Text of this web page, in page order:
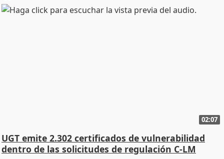
02:07
UGT emite 2.302 certificados de vulnerabilidad
dentro de las solicitudes de regulación C-LM